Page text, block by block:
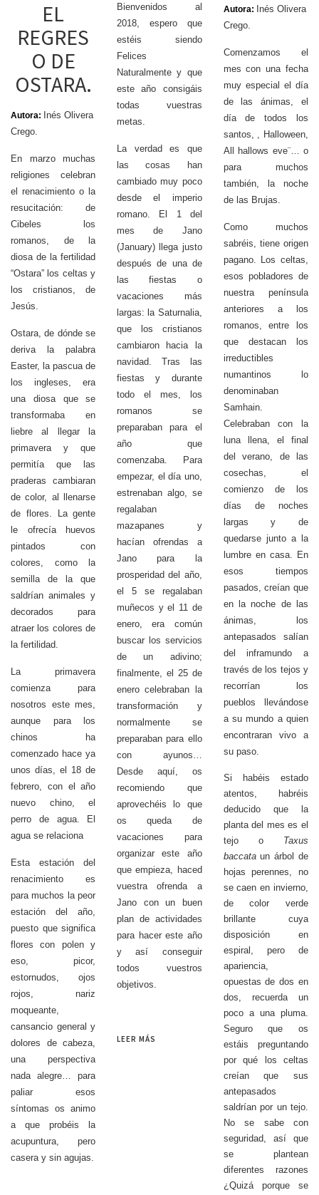
EL
REGRES
O DE
OSTARA.
Autora: Inés Olivera
Crego.
En marzo muchas
religiones celebran
el renacimiento o la
resucitación: de
Cibeles los
romanos, de la
diosa de la fertilidad
“Ostara” los celtas y
los cristianos, de
Jesús.
Ostara, de dónde se
deriva la palabra
Easter, la pascua de
los ingleses, era
una diosa que se
transformaba en
liebre al llegar la
primavera y que
permitía que las
praderas cambiaran
de color, al llenarse
de flores. La gente
le ofrecía huevos
pintados con
colores, como la
semilla de la que
saldrían animales y
decorados para
atraer los colores de
la fertilidad.
La primavera
comienza para
nosotros este mes,
aunque para los
chinos ha
comenzado hace ya
unos días, el 18 de
febrero, con el año
nuevo chino, el
perro de agua. El
agua se relaciona
Esta estación del
renacimiento es
para muchos la peor
estación del año,
puesto que significa
flores con polen y
eso, picor,
estornudos, ojos
rojos, nariz
moqueante,
cansancio general y
dolores de cabeza,
una perspectiva
nada alegre… para
paliar esos
síntomas os animo
a que probéis la
acupuntura, pero
casera y sin agujas.
Bienvenidos al
2018, espero que
estéis siendo
Felices
Naturalmente y que
este año consigáis
todas vuestras
metas.
La verdad es que
las cosas han
cambiado muy poco
desde el imperio
romano. El 1 del
mes de Jano
(January) llega justo
después de una de
las fiestas o
vacaciones más
largas: la Saturnalia,
que los cristianos
cambiaron hacia la
navidad. Tras las
fiestas y durante
todo el mes, los
romanos se
preparaban para el
año que
comenzaba. Para
empezar, el día uno,
estrenaban algo, se
regalaban
mazapanes y
hacían ofrendas a
Jano para la
prosperidad del año,
el 5 se regalaban
muñecos y el 11 de
enero, era común
buscar los servicios
de un adivino;
finalmente, el 25 de
enero celebraban la
transformación y
normalmente se
preparaban para ello
con ayunos…
Desde aquí, os
recomiendo que
aprovechéis lo que
os queda de
vacaciones para
organizar este año
que empieza, haced
vuestra ofrenda a
Jano con un buen
plan de actividades
para hacer este año
y así conseguir
todos vuestros
objetivos.
LEER MÁS
Autora: Inés Olivera
Crego.
Comenzamos el
mes con una fecha
muy especial el día
de las ánimas, el
día de todos los
santos, , Halloween,
All hallows eve¨… o
para muchos
también, la noche
de las Brujas.
Como muchos
sabréis, tiene origen
pagano. Los celtas,
esos pobladores de
nuestra península
anteriores a los
romanos, entre los
que destacan los
irreductibles
numantinos lo
denominaban
Samhain.
Celebraban con la
luna llena, el final
del verano, de las
cosechas, el
comienzo de los
días de noches
largas y de
quedarse junto a la
lumbre en casa. En
esos tiempos
pasados, creían que
en la noche de las
ánimas, los
antepasados salían
del inframundo a
través de los tejos y
recorrían los
pueblos llevándose
a su mundo a quien
encontraran vivo a
su paso.
Si habéis estado
atentos, habréis
deducido que la
planta del mes es el
tejo o Taxus
baccataun árbol de
hojas perennes, no
se caen en invierno,
de color verde
brillante cuya
disposición en
espiral, pero de
apariencia,
opuestas de dos en
dos, recuerda un
poco a una pluma.
Seguro que os
estáis preguntando
por qué los celtas
creían que sus
antepasados
saldrían por un tejo.
No se sabe con
seguridad, así que
se plantean
diferentes razones
¿Quizá porque se